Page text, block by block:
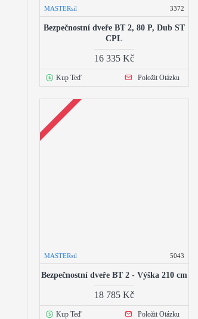
MASTERsil 3372
Bezpečnostní dveře BT 2, 80 P, Dub ST
CPL
16 335 Kč
Kup Teď Položit Otázku
MASTERsil 5043
Bezpečnostní dveře BT 2 - Výška 210 cm
18 785 Kč
Kup Teď Položit Otázku